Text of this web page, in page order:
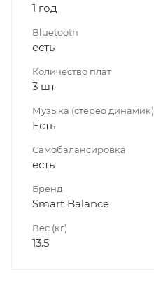
1 год
Bluetooth
есть
Количество плат
3 шт
Музыка (стерео динамик)
Есть
Самобалансировка
есть
Бренд
Smart Balance
Вес (кг)
13.5